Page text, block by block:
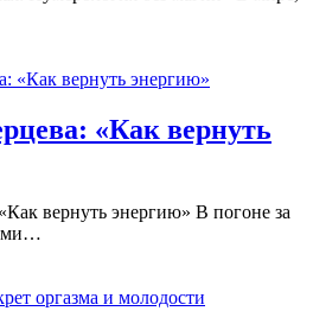
«Как вернуть
вернуть энергию» В погоне за
…